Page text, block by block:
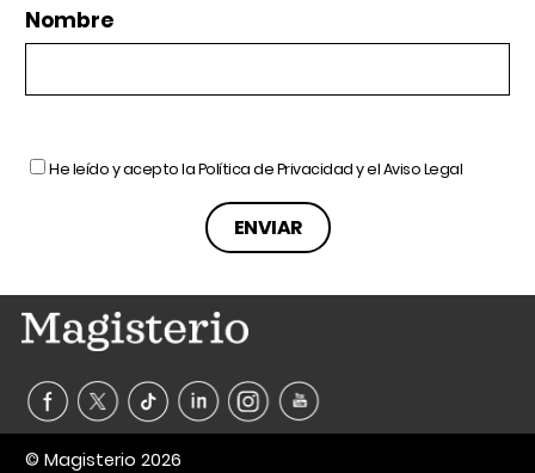
Nombre
He leído y acepto laPolítica de Privacidady elAviso Legal
© Magisterio 2026